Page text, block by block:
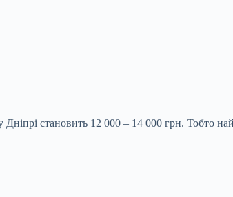
становить 12 000 – 14 000 грн. Тобто